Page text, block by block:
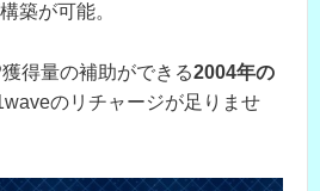
築が可能。
得量の補助ができる2004年の
のリチャージが足りませ